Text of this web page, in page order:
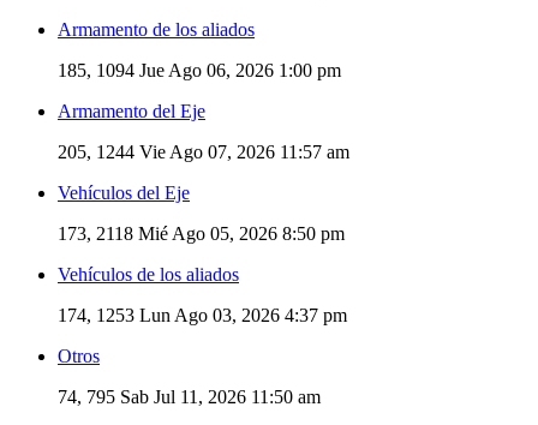
Armamento de los aliados
185, 1094 Jue Ago 06, 2026 1:00 pm
Armamento del Eje
205, 1244 Vie Ago 07, 2026 11:57 am
Vehículos del Eje
173, 2118 Mié Ago 05, 2026 8:50 pm
Vehículos de los aliados
174, 1253 Lun Ago 03, 2026 4:37 pm
Otros
74, 795 Sab Jul 11, 2026 11:50 am